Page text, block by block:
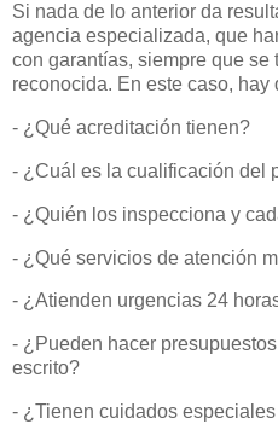
Si nada de lo anterior da
agencia especializada, que
con garantías, siempre que se
reconocida. En este caso, hay
- ¿Qué acreditación tienen?
- ¿Cuál es la cualificación del
- ¿Quién los inspecciona y
- ¿Qué servicios de atención
- ¿Atienden urgencias 24
- ¿Pueden hacer
escrito?
- ¿Tienen cuidados